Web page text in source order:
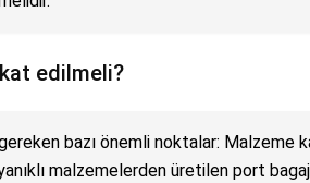
edilmeli?
bazı önemli noktalar: Malzeme
malzemelerden üretilen port